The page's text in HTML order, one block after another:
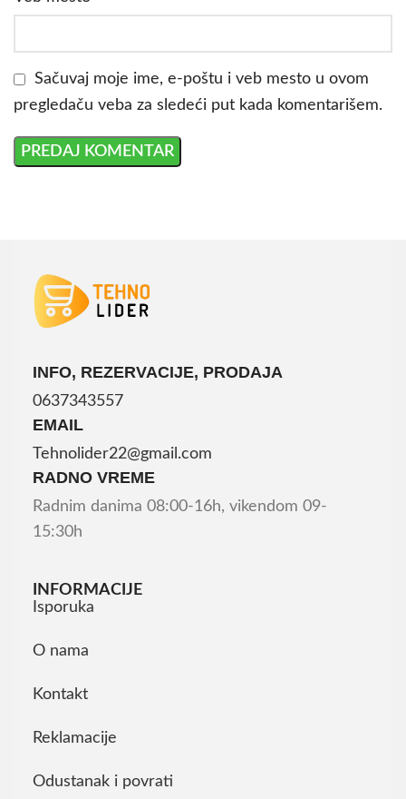
Sačuvaj moje ime, e-poštu i veb mesto u ovom
pregledaču veba za sledeći put kada komentarišem.
INFO, REZERVACIJE, PRODAJA
0637343557
EMAIL
Tehnolider22@gmail.com
RADNO VREME
Radnim danima 08:00-16h, vikendom 09-
15:30h
INFORMACIJE
Isporuka
O nama
Kontakt
Reklamacije
Odustanak i povrati